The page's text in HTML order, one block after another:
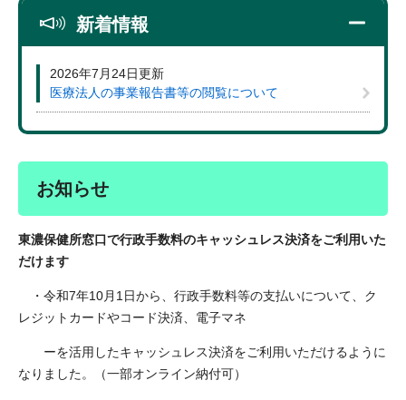
新着情報
2026年7月24日更新
医療法人の事業報告書等の閲覧について
お知らせ
東濃保健所窓口で行政手数料のキャッシュレス決済をご利用いた
だけます
・令和7年10月1日から、行政手数料等の支払いについて、ク
レジットカードやコード決済、電子マネ
ーを活用したキャッシュレス決済をご利用いただけるように
なりました。（一部オンライン納付可）